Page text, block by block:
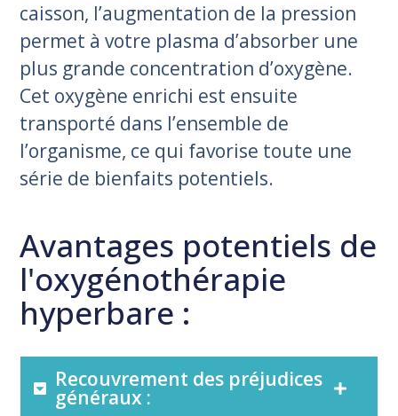
caisson, l’augmentation de la pression
permet à votre plasma d’absorber une
plus grande concentration d’oxygène.
Cet oxygène enrichi est ensuite
transporté dans l’ensemble de
l’organisme, ce qui favorise toute une
série de bienfaits potentiels.
Avantages potentiels de
l'oxygénothérapie
hyperbare :
Recouvrement des préjudices
généraux :